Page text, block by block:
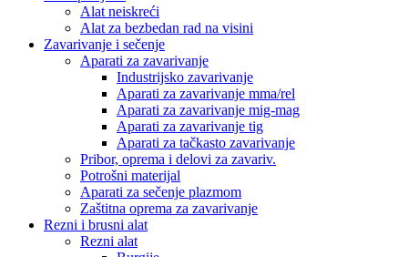
Alat neiskreći
Alat za bezbedan rad na visini
Zavarivanje i sečenje
Aparati za zavarivanje
Industrijsko zavarivanje
Aparati za zavarivanje mma/rel
Aparati za zavarivanje mig-mag
Aparati za zavarivanje tig
Aparati za tačkasto zavarivanje
Pribor, oprema i delovi za zavariv.
Potrošni materijal
Aparati za sečenje plazmom
Zaštitna oprema za zavarivanje
Rezni i brusni alat
Rezni alat